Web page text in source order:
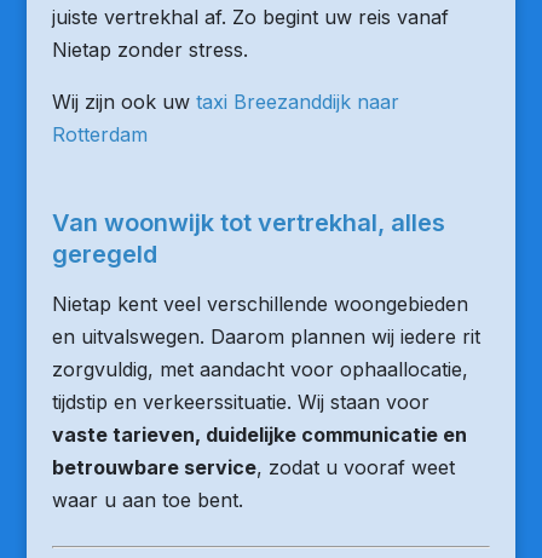
juiste vertrekhal af. Zo begint uw reis vanaf
Nietap zonder stress.
Wij zijn ook uw taxi Breezanddijk naar
Rotterdam
Van woonwijk tot vertrekhal, alles
geregeld
Nietap kent veel verschillende woongebieden
en uitvalswegen. Daarom plannen wij iedere rit
zorgvuldig, met aandacht voor ophaallocatie,
tijdstip en verkeerssituatie. Wij staan voor
vaste tarieven, duidelijke communicatie en
betrouwbare service, zodat u vooraf weet
waar u aan toe bent.